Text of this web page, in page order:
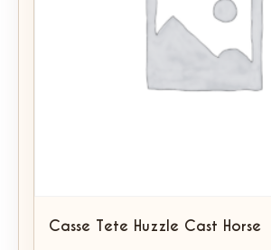
Casse Tete Huzzle Cast Horse